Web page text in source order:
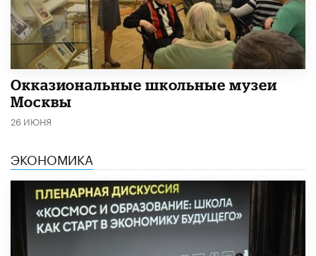
​Окказиональные школьные музеи
Москвы
26 ИЮНЯ
ЭКОНОМИКА